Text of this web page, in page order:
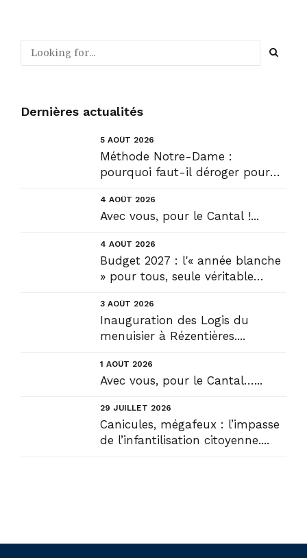
Dernières actualités
5 AOÛT 2026
Méthode Notre-Dame :
pourquoi faut-il déroger pour
4 AOÛT 2026
Avec vous, pour le Cantal !...
4 AOÛT 2026
Budget 2027 : l'« année blanche
» pour tous, seule véritable
3 AOÛT 2026
Inauguration des Logis du
menuisier à Rézentières....
1 AOÛT 2026
Avec vous, pour le Cantal…...
29 JUILLET 2026
Canicules, mégafeux : l’impasse
de l’infantilisation citoyenne....